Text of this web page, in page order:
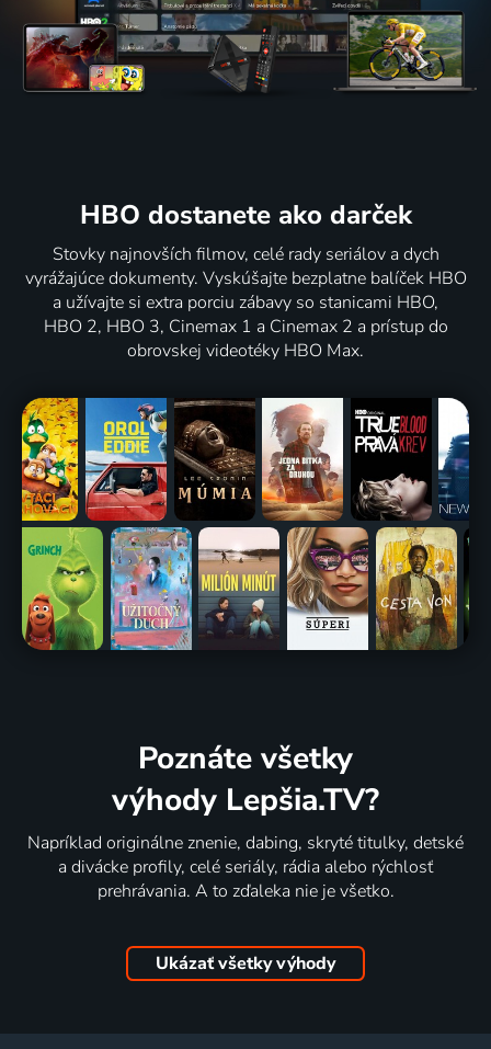
HBO dostanete ako darček
Stovky najnovších filmov, celé rady seriálov a dych
vyrážajúce dokumenty. Vyskúšajte bezplatne balíček HBO
a užívajte si extra porciu zábavy so stanicami HBO,
HBO 2, HBO 3, Cinemax 1 a Cinemax 2 a prístup do
obrovskej videotéky HBO Max.
Poznáte všetky
výhody Lepšia.TV?
Napríklad originálne znenie, dabing, skryté titulky, detské
a divácke profily, celé seriály, rádia alebo rýchlosť
prehrávania. A to zďaleka nie je všetko.
Ukázať všetky výhody